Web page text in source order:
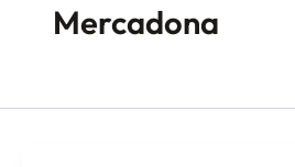
Mercadona